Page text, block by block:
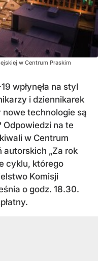
w Centrum Praskim
wpłynęła na styl
i dziennikarek
nowe technologie są
Odpowiedzi na te
w Centrum
autorskich „Za rok
cyklu, którego
Komisji
o godz. 18.30.